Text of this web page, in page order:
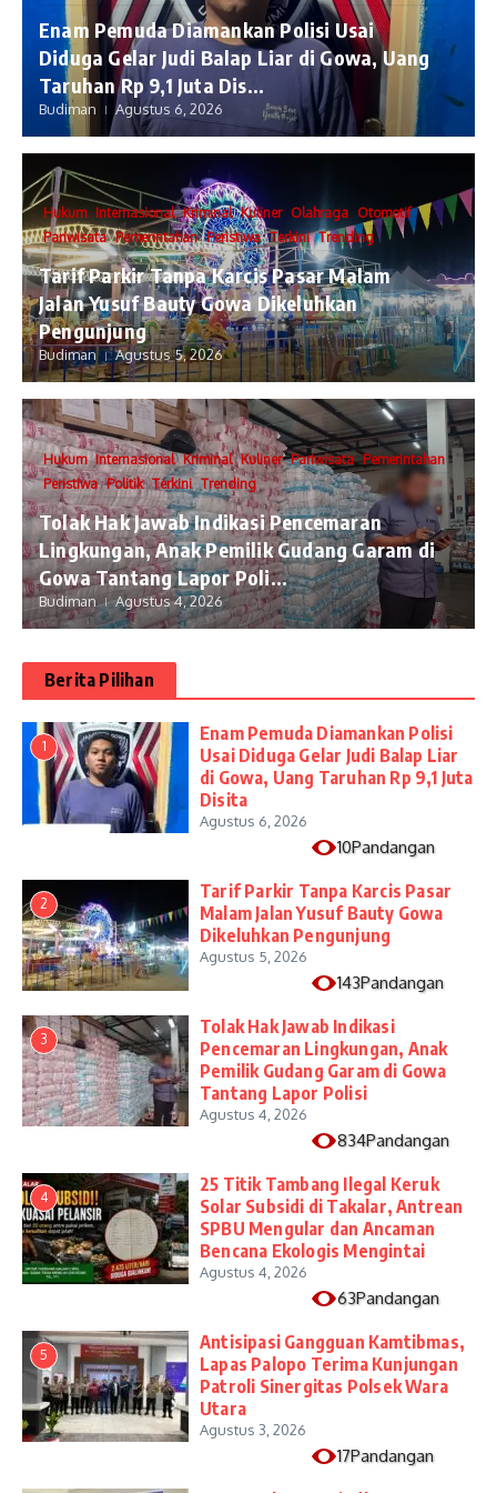
Enam Pemuda Diamankan Polisi Usai
Diduga Gelar Judi Balap Liar di Gowa, Uang
Taruhan Rp 9,1 Juta Dis...
Budiman Agustus 6, 2026
Hukum Internasional Kriminal Kuliner Olahraga Otomotif
Pariwisata Pemerintahan Peristiwa Terkini Trending
Tarif Parkir Tanpa Karcis Pasar Malam
Jalan Yusuf Bauty Gowa Dikeluhkan
Pengunjung
Budiman Agustus 5, 2026
Hukum Internasional Kriminal Kuliner Pariwisata Pemerintahan
Peristiwa Politik Terkini Trending
Tolak Hak Jawab Indikasi Pencemaran
Lingkungan, Anak Pemilik Gudang Garam di
Gowa Tantang Lapor Poli...
Budiman Agustus 4, 2026
Berita Pilihan
1
Enam Pemuda Diamankan Polisi
Usai Diduga Gelar Judi Balap Liar
di Gowa, Uang Taruhan Rp 9,1 Juta
Disita
Agustus 6, 2026
10Pandangan
2
Tarif Parkir Tanpa Karcis Pasar
Malam Jalan Yusuf Bauty Gowa
Dikeluhkan Pengunjung
Agustus 5, 2026
143Pandangan
3
Tolak Hak Jawab Indikasi
Pencemaran Lingkungan, Anak
Pemilik Gudang Garam di Gowa
Tantang Lapor Polisi
Agustus 4, 2026
834Pandangan
4
25 Titik Tambang Ilegal Keruk
Solar Subsidi di Takalar, Antrean
SPBU Mengular dan Ancaman
Bencana Ekologis Mengintai
Agustus 4, 2026
63Pandangan
5
Antisipasi Gangguan Kamtibmas,
Lapas Palopo Terima Kunjungan
Patroli Sinergitas Polsek Wara
Utara
Agustus 3, 2026
17Pandangan